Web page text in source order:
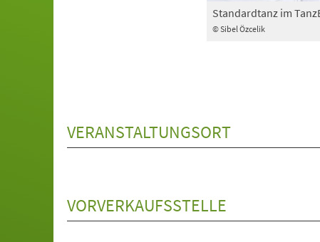
© Sibel Özcelik
Standardtanz im
VERANSTALTUNGSORT
VORVERKAUFSSTELLE